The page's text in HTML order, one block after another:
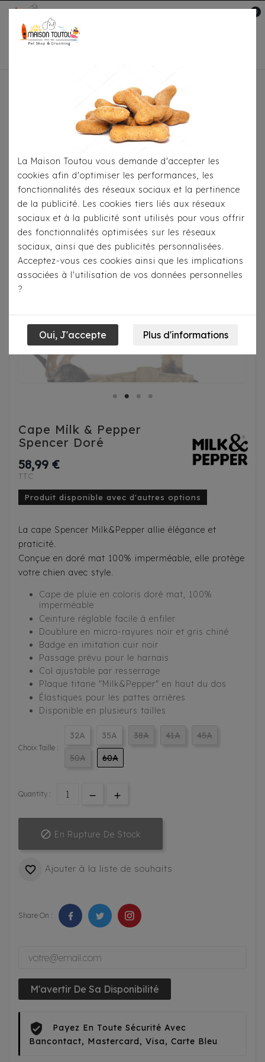
0
Pour S'habiller Imperméables
Milk & Pepper Spencer Doré
Cape Milk & Pepper
Spencer Doré
58,99 €
TTC
Produit disponible avec d'autres options
La cape Spencer Milk&Pepper allie élégance et
praticité.
Conçue en doré mat 100% imperméable, elle protège
votre chien avec style.
Cape de pluie en coloris doré mat, 100%
imperméable
Ceinture réglable facile à enfiler
Doublure en micro-rayures noir et gris chiné
Badge en imitation cuir noir
Passage prévu pour le harnais
Col ajustable par resserrage
Plaque titane "Milk&Pepper" en haut du dos
Élastiques pour les pattes arrières
Disponible en plusieurs tailles
Choix Taille :
32A 35A 38A 41A 45A
50A 60A
Quantity :
 En Rupture De Stock
 Ajouter à la liste de souhaits
Share On :
M'avertir De Sa Disponibilité
Payez En Toute Sécurité Avec
Bancontact, Mastercard, Visa, Carte Bleu
La Maison Toutou vous demande d'accepter les
cookies afin d'optimiser les performances, les
fonctionnalités des réseaux sociaux et la pertinence
de la publicité. Les cookies tiers liés aux réseaux
sociaux et à la publicité sont utilisés pour vous offrir
des fonctionnalités optimisées sur les réseaux
sociaux, ainsi que des publicités personnalisées.
Acceptez-vous ces cookies ainsi que les implications
associées à l'utilisation de vos données personnelles
?